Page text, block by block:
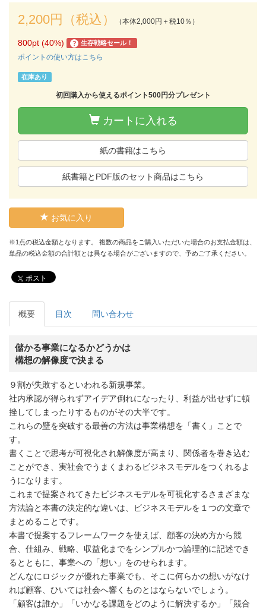
2,200円（税込） （本体2,000円＋税10％）
800pt (40%) ? 生存戦略セール！
ポイントの使い方はこちら
在庫あり
初回購入から使えるポイント500円分プレゼント
カートに入れる
紙の書籍はこちら
紙書籍とPDF版のセット商品はこちら
お気に入り
※1点の税込金額となります。 複数の商品をご購入いただいた場合のお支払金額は、
単品の税込金額の合計額とは異なる場合がございますので、予めご了承ください。
ポスト
概要 目次 問い合わせ
儲かる事業になるかどうかは
構想の解像度で決まる
９割が失敗するといわれる新規事業。
社内承認が得られずアイデア倒れになったり、利益が出せずに頓
挫してしまったりするものがその大半です。
これらの壁を突破する最善の方法は事業構想を「書く」ことで
す。
書くことで思考が可視化され解像度が高まり、関係者を巻き込む
ことができ、実社会でうまくまわるビジネスモデルをつくれるよ
うになります。
これまで提案されてきたビジネスモデルを可視化するさまざまな
方法論と本書の決定的な違いは、ビジネスモデルを１つの文章で
まとめることです。
本書で提案するフレームワークを使えば、顧客の決め方から競
合、仕組み、戦略、収益化までをシンプルかつ論理的に記述でき
るとともに、事業への「想い」をのせられます。
どんなにロジックが優れた事業でも、そこに何らかの想いがなけ
れば顧客、ひいては社会へ響くものとはならないでしょう。
「顧客は誰か」「いかなる課題をどのように解決するか」「競合